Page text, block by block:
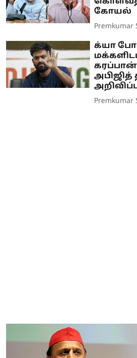
கோயல்
Premkumar
க்யா
கரப்பான்
அபிஜித்
Premkumar